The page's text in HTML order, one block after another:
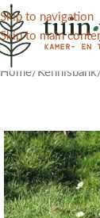
Skip to navigation
Skip to main
Home/Kennisbank